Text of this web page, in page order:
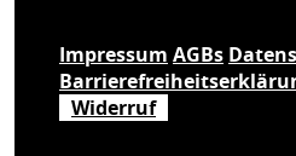
Impressum AGBs
Widerruf